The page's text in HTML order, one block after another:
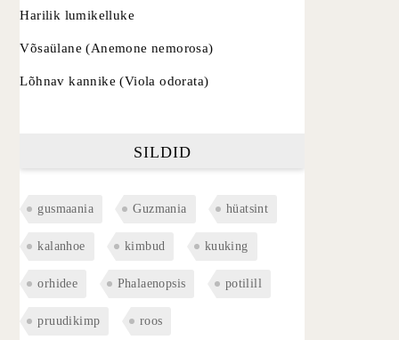
Harilik lumikelluke
Võsaülane (Anemone nemorosa)
Lõhnav kannike (Viola odorata)
SILDID
gusmaania Guzmania hüatsint
kalanhoe kimbud kuuking
orhidee Phalaenopsis potilill
pruudikimp roos